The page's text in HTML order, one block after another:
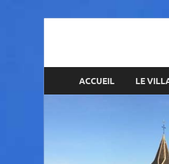
Amance
ACCUEIL LE